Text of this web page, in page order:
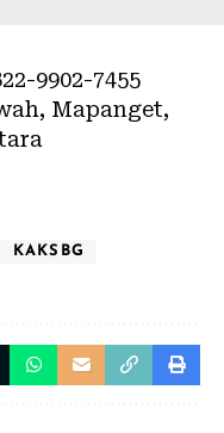
9902-7455
Mapanget,
KAKSBG